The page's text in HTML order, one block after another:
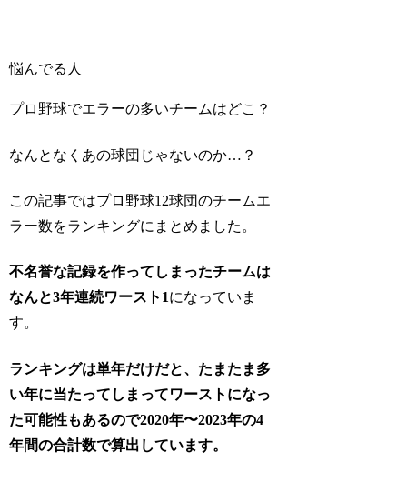
悩んでる人
プロ野球でエラーの多いチームはどこ？
なんとなくあの球団じゃないのか…？
この記事ではプロ野球12球団のチームエ
ラー数をランキングにまとめました。
不名誉な記録を作ってしまったチームは
なんと3年連続ワースト1になっていま
す。
ランキングは単年だけだと、たまたま多
い年に当たってしまってワーストになっ
た可能性もあるので2020年〜2023年の4
年間の合計数で算出しています。